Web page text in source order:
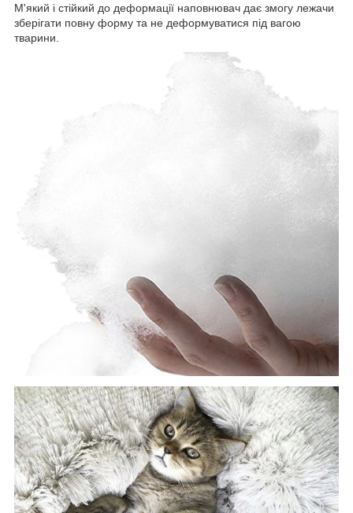
М'який і стійкий до деформації наповнювач дає змогу лежачи
зберігати повну форму та не деформуватися під вагою
тварини.